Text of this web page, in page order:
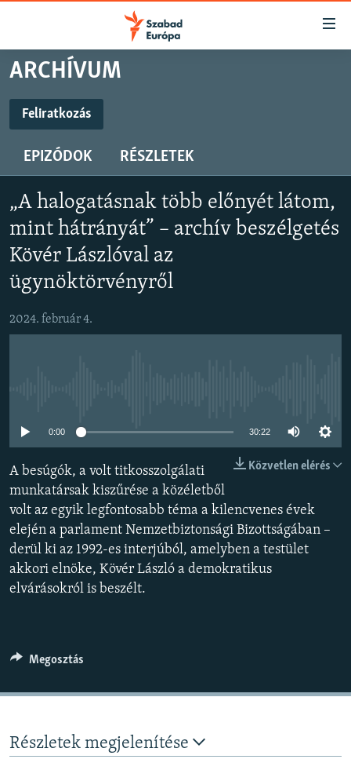
Akadálymentes
Ugrás
fő
oldalra
tartalomjegyzékre
Ugrás
keresésre
AKTUÁLIS
ELEMZŐ
NER15
SZABADON
TÁRSADALOM
DEMOKRÁCIA
A PÉNZ NYOMÁBAN
KLÍMAVÁLTOZÁS
A MÚLT TANULSÁGAI
KÖVESSEN MINKET!
Valamennyi RFE/RL weboldal
ARCHÍVUM
Feliratkozás
Spotify
Feliratkozás
EPIZÓDOK RÉSZLETEK
„A halogatásnak több előnyét látom,
mint hátrányát” – archív beszélgetés
Kövér Lászlóval az
ügynöktörvényről
2024. február 4.
0:00 30:22
Közvetlen elérés
A besúgók, a volt titkosszolgálati
munkatársak kiszűrése a közéletből
volt az egyik legfontosabb téma a kilencvenes évek
elején a parlament Nemzetbiztonsági Bizottságában –
derül ki az 1992-es interjúból, amelyben a testület
akkori elnöke, Kövér László a demokratikus
elvárásokról is beszélt.
Megosztás
Részletek megjelenítése
Spotify
Feliratkozás